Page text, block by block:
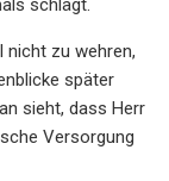
schlägt.
nicht zu wehren,
später
sieht, dass Herr
Versorgung